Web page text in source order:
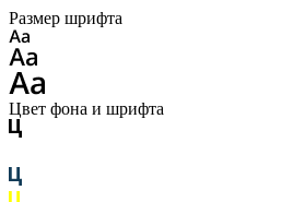
Размер шрифта
Цвет фона и шрифта